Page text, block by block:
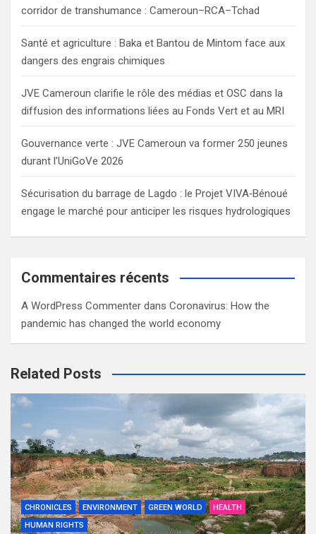
corridor de transhumance : Cameroun–RCA–Tchad
Santé et agriculture : Baka et Bantou de Mintom face aux
dangers des engrais chimiques
JVE Cameroun clarifie le rôle des médias et OSC dans la
diffusion des informations liées au Fonds Vert et au MRI
Gouvernance verte : JVE Cameroun va former 250 jeunes
durant l’UniGoVe 2026
Sécurisation du barrage de Lagdo : le Projet VIVA‑Bénoué
engage le marché pour anticiper les risques hydrologiques
Commentaires récents
A WordPress Commenter dans Coronavirus: How the
pandemic has changed the world economy
Related Posts
CHRONICLES ENVIRONMENT GREEN WORLD
HEALTH
HUMAN RIGHTS